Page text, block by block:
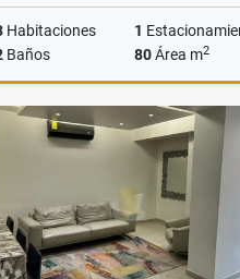
Habitaciones 1
Baños 80Área m2
US$45,000